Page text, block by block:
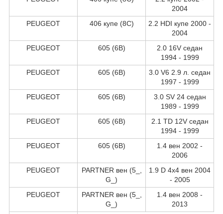
2004
PEUGEOT
406 купе (8C)
2.2 HDI купе 2000 -
2004
PEUGEOT
605 (6B)
2.0 16V седан
1994 - 1999
PEUGEOT
605 (6B)
3.0 V6 2.9 л. седан
1997 - 1999
PEUGEOT
605 (6B)
3.0 SV 24 седан
1989 - 1999
PEUGEOT
605 (6B)
2.1 TD 12V седан
1994 - 1999
PEUGEOT
605 (6B)
1.4 вен 2002 -
2006
PEUGEOT
PARTNER вен (5_,
G_)
1.9 D 4x4 вен 2004
- 2005
PEUGEOT
PARTNER вен (5_,
G_)
1.4 вен 2008 -
2013